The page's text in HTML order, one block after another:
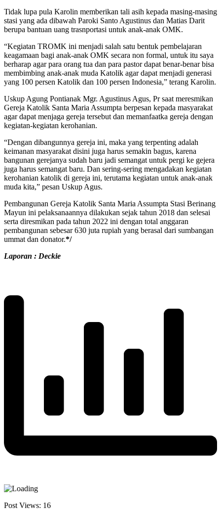
Tidak lupa pula Karolin memberikan tali asih kepada masing-masing
stasi yang ada dibawah Paroki Santo Agustinus dan Matias Darit
berupa bantuan uang trasnportasi untuk anak-anak OMK.
“Kegiatan TROMK ini menjadi salah satu bentuk pembelajaran
keagamaan bagi anak-anak OMK secara non formal, untuk itu saya
berharap agar para orang tua dan para pastor dapat benar-benar bisa
membimbing anak-anak muda Katolik agar dapat menjadi generasi
yang 100 persen Katolik dan 100 persen Indonesia,” terang Karolin.
Uskup Agung Pontianak Mgr. Agustinus Agus, Pr saat meresmikan
Gereja Katolik Santa Maria Assumpta berpesan kepada masyarakat
agar dapat menjaga gereja tersebut dan memanfaatka gereja dengan
kegiatan-kegiatan kerohanian.
“Dengan dibangunnya gereja ini, maka yang terpenting adalah
keimanan masyarakat disini juga harus semakin bagus, karena
bangunan gerejanya sudah baru jadi semangat untuk pergi ke gejera
juga harus semangat baru. Dan sering-sering mengadakan kegiatan
kerohanian katolik di gereja ini, terutama kegiatan untuk anak-anak
muda kita,” pesan Uskup Agus.
Pembangunan Gereja Katolik Santa Maria Assumpta Stasi Berinang
Mayun ini pelaksanaannya dilakukan sejak tahun 2018 dan selesai
serta diresmikan pada tahun 2022 ini dengan total anggaran
pembangunan sebesar 630 juta rupiah yang berasal dari sumbangan
ummat dan donator.*/
Laporan : Deckie
Post Views: 16